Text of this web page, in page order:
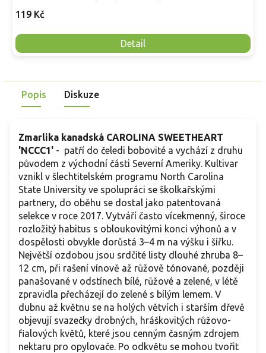
119 Kč
Detail
Popis Diskuze
Zmarlika kanadská CAROLINA SWEETHEART
'NCCC1' - patří do čeledi bobovité a vychází z druhu
původem z východní části Severní Ameriky. Kultivar
vznikl v šlechtitelském programu North Carolina
State University ve spolupráci se školkařskými
partnery, do oběhu se dostal jako patentovaná
selekce v roce 2017. Vytváří často vícekmenný, široce
rozložitý habitus s obloukovitými konci výhonů a v
dospělosti obvykle dorůstá 3–4 m na výšku i šířku.
Největší ozdobou jsou srdčité listy dlouhé zhruba 8–
12 cm, při rašení vínově až růžově tónované, později
panašované v odstínech bílé, růžové a zelené, v létě
zpravidla přecházejí do zelené s bílým lemem. V
dubnu až květnu se na holých větvích i starším dřevě
objevují svazečky drobných, hráškovitých růžovo-
fialových květů, které jsou cenným časným zdrojem
nektaru pro opylovače. Po odkvětu se mohou tvořit